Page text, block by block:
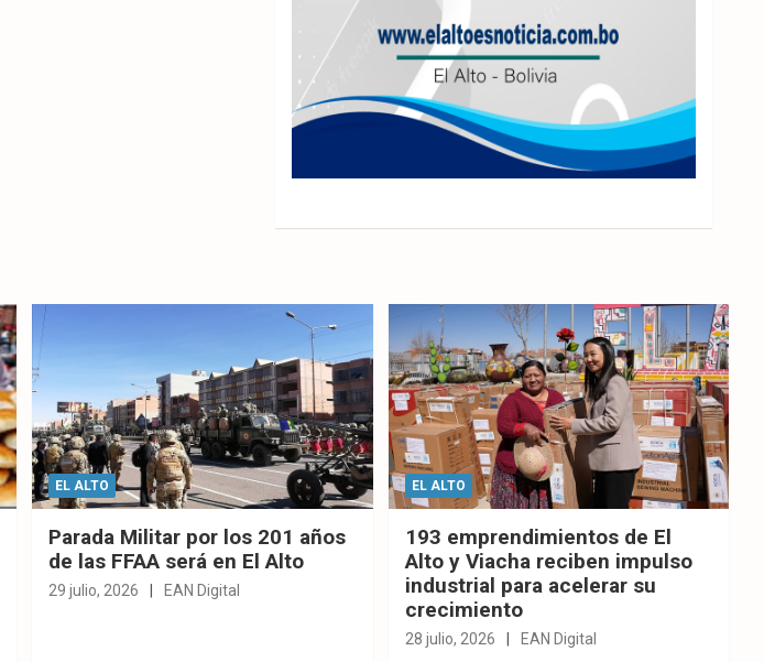
EL ALTO
Parada Militar por los 201 años
de las FFAA será en El Alto
29 julio, 2026 EAN Digital
EL ALTO
193 emprendimientos de El
Alto y Viacha reciben impulso
industrial para acelerar su
crecimiento
28 julio, 2026 EAN Digital